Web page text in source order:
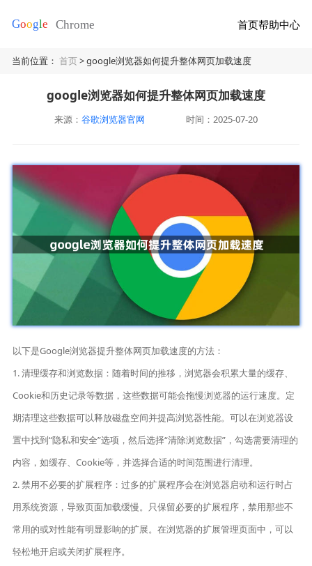
首页帮助中心
当前位置：首页> google浏览器如何提升整体网页加载速度
google浏览器如何提升整体网页加载速度
来源： 谷歌浏览器官网 时间：2025-07-20
以下是Google浏览器提升整体网页加载速度的方法：
1. 清理缓存和浏览数据：随着时间的推移，浏览器会积累大量的缓存、
Cookie和历史记录等数据，这些数据可能会拖慢浏览器的运行速度。定
期清理这些数据可以释放磁盘空间并提高浏览器性能。可以在浏览器设
置中找到“隐私和安全”选项，然后选择“清除浏览数据”，勾选需要清理的
内容，如缓存、Cookie等，并选择合适的时间范围进行清理。
2. 禁用不必要的扩展程序：过多的扩展程序会在浏览器启动和运行时占
用系统资源，导致页面加载缓慢。只保留必要的扩展程序，禁用那些不
常用的或对性能有明显影响的扩展。在浏览器的扩展管理页面中，可以
轻松地开启或关闭扩展程序。